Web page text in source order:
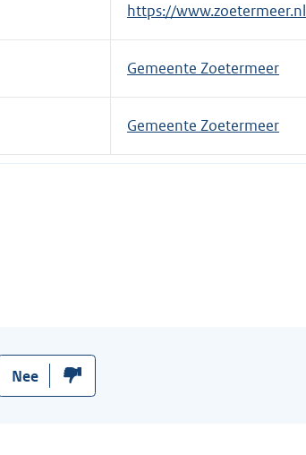
E
x
t
n
e
https://www.zoetermeer.nl
Gemeente Zoetermeer
Gemeente Zoetermeer
Nee